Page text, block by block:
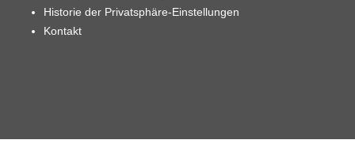
Historie der Privatsphäre-Einstellungen
Kontakt